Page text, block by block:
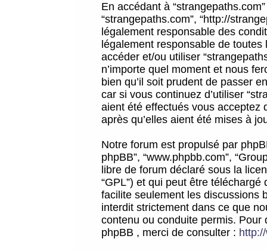
En accédant à
“strangepaths.com”, “http://
légalement responsable des
légalement responsable de
accéder et/ou utiliser
n’importe quel moment et nous
bien qu’il soit prudent de passer
car si vous continuez d’utiliser
aient été effectués vous acceptez
après qu’elles aient été mises à
Notre forum est propulsé par
phpBB”, “www.phpbb.com”,
libre de forum déclaré sous la
“GPL”) et qui peut être téléchargé
facilite seulement les discussions
interdit strictement dans ce que
contenu ou conduite permis.
phpBB , merci de consulter :